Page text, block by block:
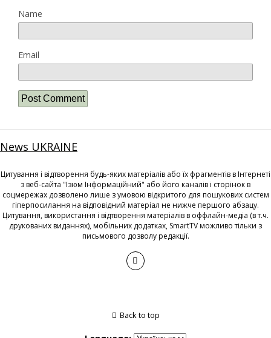
Name
Email
News UKRAINE
Цитування і відтворення будь-яких матеріалів або їх фрагментів в Інтернеті
з веб-сайта "Ізюм Інформаційний" або його каналів і сторінок в
соцмережах дозволено лише з умовою відкритого для пошукових систем
гіперпосилання на відповідний матеріал не нижче першого абзацу.
Цитування, використання і відтворення матеріалів в оффлайн-медіа (в т.ч.
друкованих виданнях), мобільних додатках, SmartTV можливо тільки з
письмового дозволу редакції.
Back to top